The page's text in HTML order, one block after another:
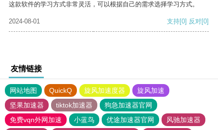
这款软件的学习方式非常灵活，可以根据自己的需求选择学习方式。
2024-08-01 支持[0] 反对[0]
友情链接
网站地图 QuickQ 旋风加速度器
旋风加速
坚果加速器
tiktok加速器
狗急加速器官网
免费vqn外网加速
小蓝鸟 优途加速器官网
风驰加速器